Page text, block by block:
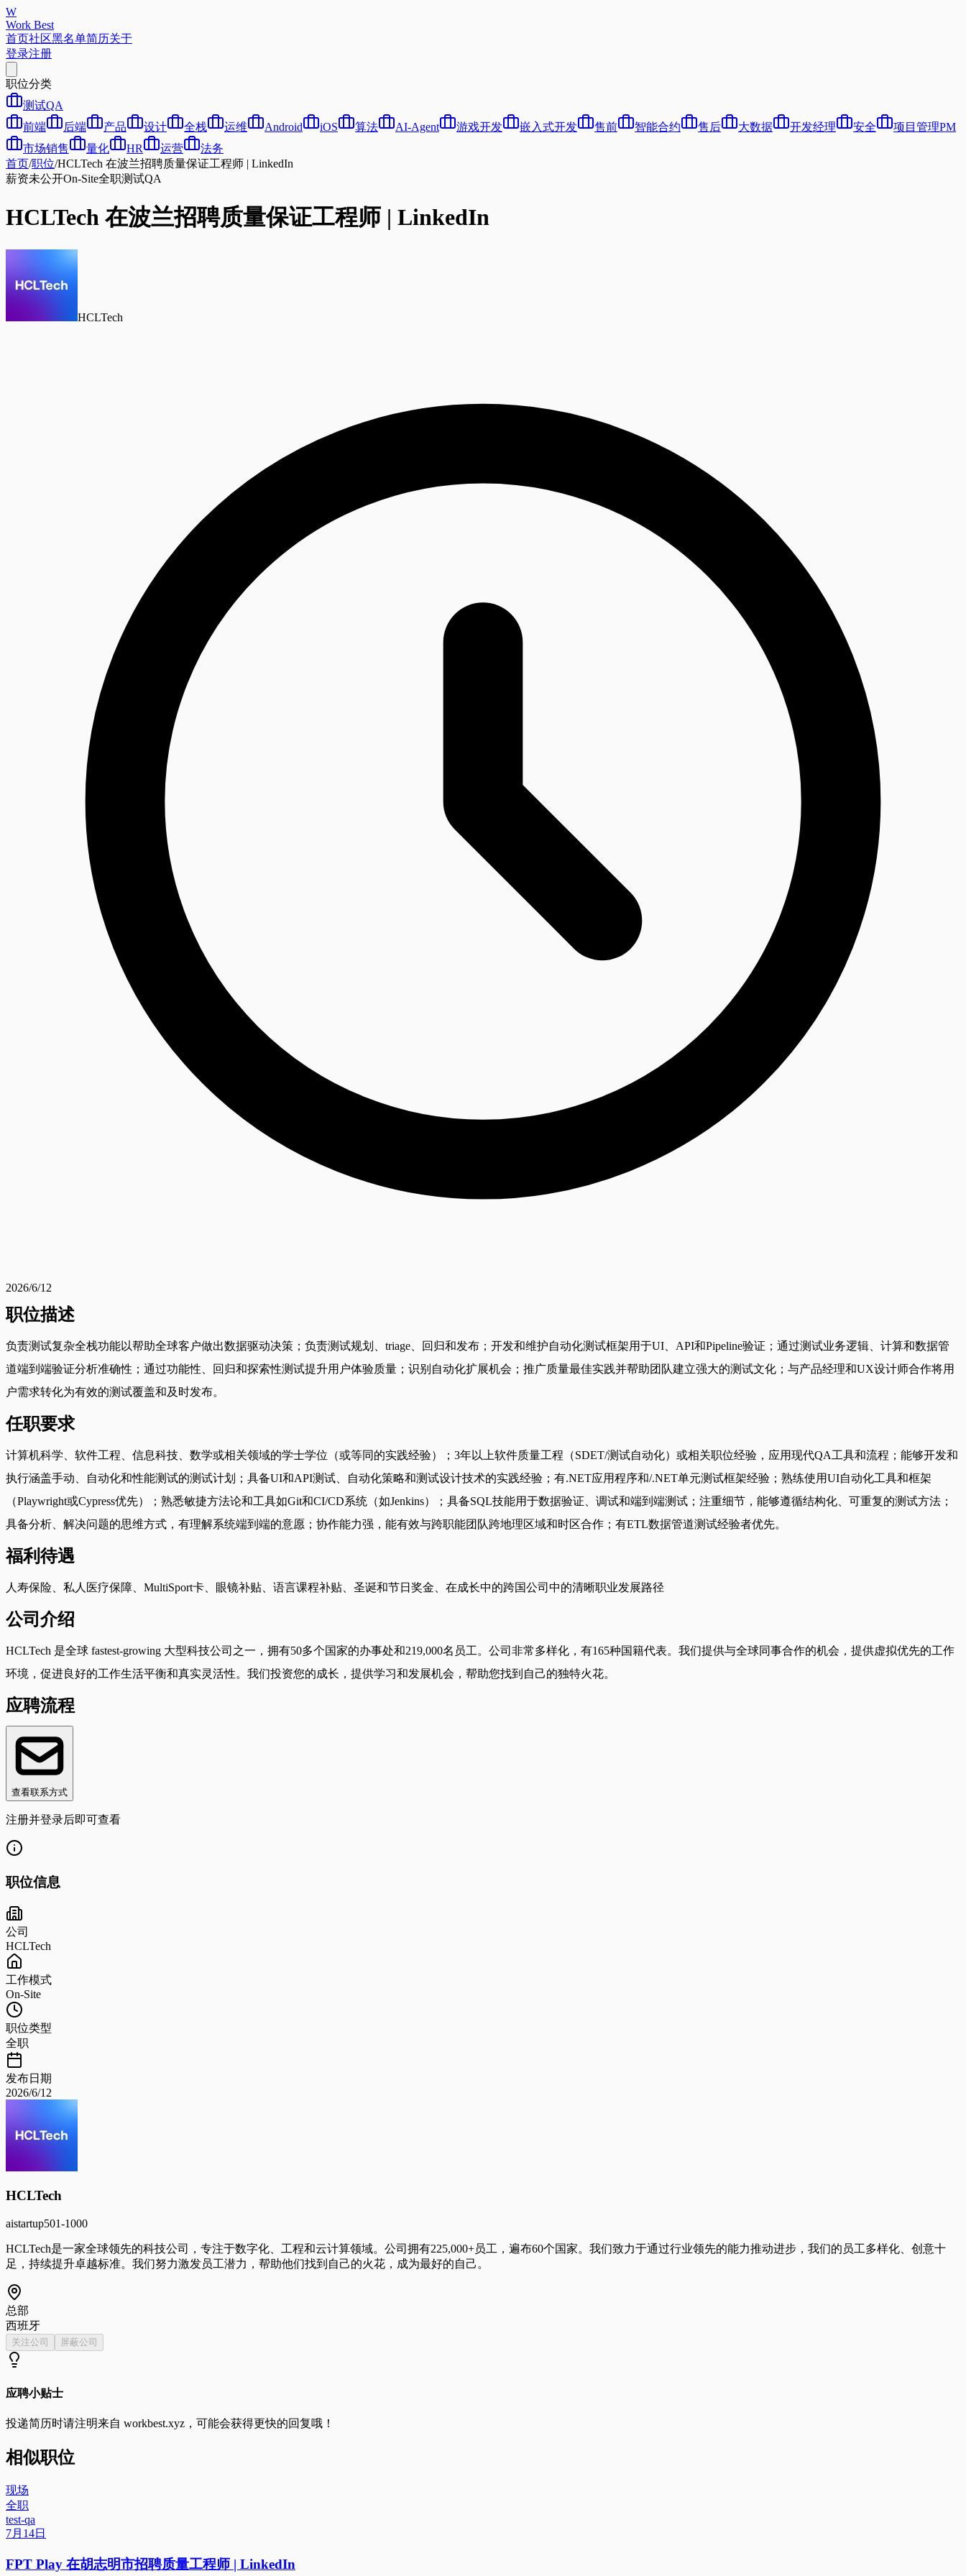
W
Work Best
首页社区黑名单简历关于
登录注册
职位分类
测试QA
前端
后端 产品 设计 全栈 运维 Android iOS 算法 AI-Agent 游戏开发 嵌入式开发 售前 智能合约 售后 大数据 开发经理 安全
项目管理PM
市场销售
量化 HR 运营
法务
首页/职位/HCLTech 在波兰招聘质量保证工程师 | LinkedIn
薪资未公开On-Site全职测试QA
HCLTech 在波兰招聘质量保证工程师 | LinkedIn
HCLTech
2026/6/12
职位描述
负责测试复杂全栈功能以帮助全球客户做出数据驱动决策；负责测试规划、triage、回归和发布；开发和维护自动化测试框架用于UI、API和Pipeline验证；通过测试业务逻辑、计算和数据管
道端到端验证分析准确性；通过功能性、回归和探索性测试提升用户体验质量；识别自动化扩展机会；推广质量最佳实践并帮助团队建立强大的测试文化；与产品经理和UX设计师合作将用
户需求转化为有效的测试覆盖和及时发布。
任职要求
计算机科学、软件工程、信息科技、数学或相关领域的学士学位（或等同的实践经验）；3年以上软件质量工程（SDET/测试自动化）或相关职位经验，应用现代QA工具和流程；能够开发和
执行涵盖手动、自动化和性能测试的测试计划；具备UI和API测试、自动化策略和测试设计技术的实践经验；有.NET应用程序和/.NET单元测试框架经验；熟练使用UI自动化工具和框架
（Playwright或Cypress优先）；熟悉敏捷方法论和工具如Git和CI/CD系统（如Jenkins）；具备SQL技能用于数据验证、调试和端到端测试；注重细节，能够遵循结构化、可重复的测试方法；
具备分析、解决问题的思维方式，有理解系统端到端的意愿；协作能力强，能有效与跨职能团队跨地理区域和时区合作；有ETL数据管道测试经验者优先。
福利待遇
人寿保险、私人医疗保障、MultiSport卡、眼镜补贴、语言课程补贴、圣诞和节日奖金、在成长中的跨国公司中的清晰职业发展路径
公司介绍
HCLTech 是全球 fastest-growing 大型科技公司之一，拥有50多个国家的办事处和219,000名员工。公司非常多样化，有165种国籍代表。我们提供与全球同事合作的机会，提供虚拟优先的工作
环境，促进良好的工作生活平衡和真实灵活性。我们投资您的成长，提供学习和发展机会，帮助您找到自己的独特火花。
应聘流程
查看联系方式
注册并登录后即可查看
职位信息
公司
HCLTech
工作模式
On-Site
职位类型
全职
发布日期
2026/6/12
HCLTech
aistartup501-1000
HCLTech是一家全球领先的科技公司，专注于数字化、工程和云计算领域。公司拥有225,000+员工，遍布60个国家。我们致力于通过行业领先的能力推动进步，我们的员工多样化、创意十
足，持续提升卓越标准。我们努力激发员工潜力，帮助他们找到自己的火花，成为最好的自己。
总部
西班牙
关注公司 屏蔽公司
应聘小贴士
投递简历时请注明来自 workbest.xyz ，可能会获得更快的回复哦！
相似职位
现场
全职
test-qa
7月14日
FPT Play 在胡志明市招聘质量工程师 | LinkedIn